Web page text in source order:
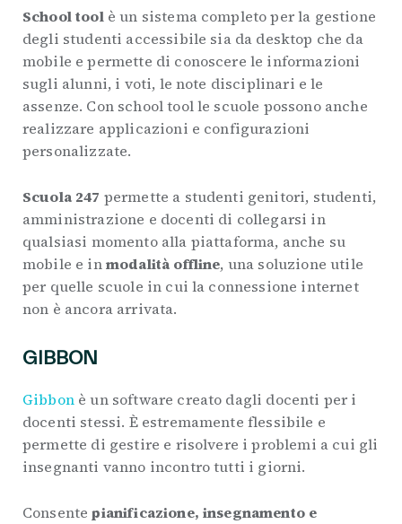
School toolè un sistema completo per la gestione
degli studenti accessibile sia da desktop che da
mobile e permette di conoscere le informazioni
sugli alunni, i voti, le note disciplinari e le
assenze. Con school tool le scuole possono anche
realizzare applicazioni e configurazioni
personalizzate.
Scuola 247 permette a studenti genitori, studenti,
amministrazione e docenti di collegarsi in
qualsiasi momento alla piattaforma, anche su
mobile e inmodalità offline, una soluzione utile
per quelle scuole in cui la connessione internet
non è ancora arrivata.
GIBBON
Gibbonè un software creato dagli docenti per i
docenti stessi. È estremamente flessibile e
permette di gestire e risolvere i problemi a cui gli
insegnanti vanno incontro tutti i giorni.
Consentepianificazione, insegnamento e